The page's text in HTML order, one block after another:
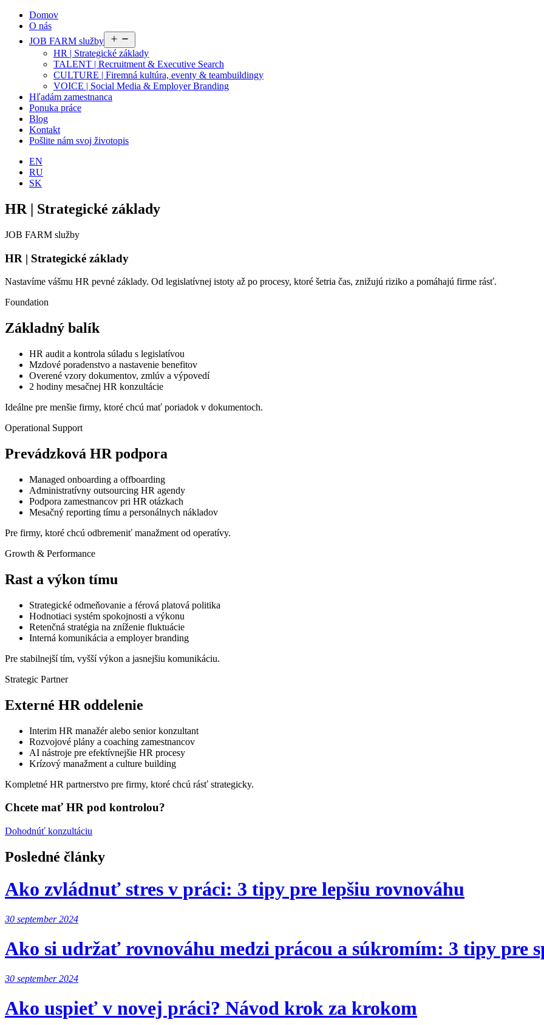
Domov
O nás
JOB FARM služby
menu
HR | Strategické základy
TALENT | Recruitment & Executive Search
CULTURE | Firemná kultúra, eventy & teambuildingy
VOICE | Social Media & Employer Branding
Hľadám zamestnanca
Ponuka práce
Blog
Kontakt
Pošlite nám svoj životopis
EN
RU
SK
HR | Strategické základy
JOB FARM služby
HR | Strategické základy
Nastavíme vášmu HR pevné základy. Od legislatívnej istoty až po procesy, ktoré šetria čas, znižujú riziko a pomáhajú firme rásť.
Foundation
Základný balík
HR audit a kontrola súladu s legislatívou
Mzdové poradenstvo a nastavenie benefitov
Overené vzory dokumentov, zmlúv a výpovedí
2 hodiny mesačnej HR konzultácie
Ideálne pre menšie firmy, ktoré chcú mať poriadok v dokumentoch.
Operational Support
Prevádzková HR podpora
Managed onboarding a offboarding
Administratívny outsourcing HR agendy
Podpora zamestnancov pri HR otázkach
Mesačný reporting tímu a personálnych nákladov
Pre firmy, ktoré chcú odbremeniť manažment od operatívy.
Growth & Performance
Rast a výkon tímu
Strategické odmeňovanie a férová platová politika
Hodnotiaci systém spokojnosti a výkonu
Retenčná stratégia na zníženie fluktuácie
Interná komunikácia a employer branding
Pre stabilnejší tím, vyšší výkon a jasnejšiu komunikáciu.
Strategic Partner
Externé HR oddelenie
Interim HR manažér alebo senior konzultant
Rozvojové plány a coaching zamestnancov
AI nástroje pre efektívnejšie HR procesy
Krízový manažment a culture building
Kompletné HR partnerstvo pre firmy, ktoré chcú rásť strategicky.
Chcete mať HR pod kontrolou?
Dohodnúť konzultáciu
Posledné články
Ako zvládnuť stres v práci: 3 tipy pre lepšiu rovnováhu
30 september 2024
Ako si udržať rovnováhu medzi prácou a súkromím: 3 tipy pre
30 september 2024
Ako uspieť v novej práci? Návod krok za krokom